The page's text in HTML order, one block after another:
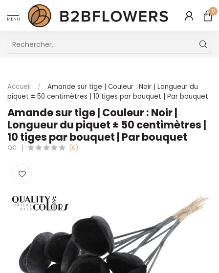
MENU
0
Accueil /
Amande sur tige | Couleur : Noir | Longueur du
piquet ± 50 centimètres | 10 tiges par bouquet | Par bouquet
Amande sur tige | Couleur : Noir |
Longueur du piquet ± 50 centimètres |
10 tiges par bouquet | Par bouquet
QC (0)